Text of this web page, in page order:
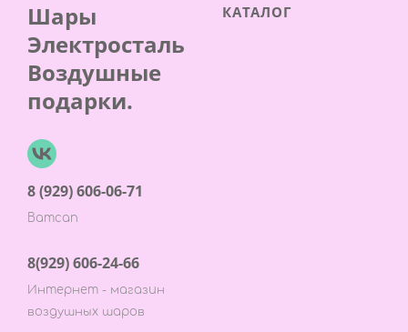
Шары
Электросталь
Воздушные
подарки.
8 (929) 606-06-71
Ватсап
8(929) 606-24-66
Интернет - магазин
воздушных шаров
КАТАЛОГ